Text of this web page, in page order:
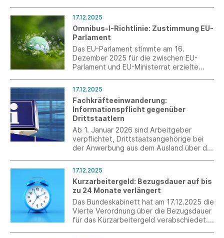
Anwendungen, insbesondere im Bereich
der technischen Textilien.
17.12.2025
Omnibus-I-Richtlinie: Zustimmung EU-
Parlament
Das EU-Parlament stimmte am 16.
Dezember 2025 für die zwischen EU-
Parlament und EU-Ministerrat erzielte
Lieferkettenrichtlinie (CSDDD) und der
Nachhaltigkeitsberichterstattungsrichtlini
e (CSRD).
17.12.2025
Fachkräfteeinwanderung:
Informationspflicht gegenüber
Drittstaatlern
Ab 1. Januar 2026 sind Arbeitgeber
verpflichtet, Drittstaatsangehörige bei
der Anwerbung aus dem Ausland über die
und sozialrechtlichen Fragen zu
informieren (§ 45c AufenthG).
17.12.2025
Kurzarbeitergeld: Bezugsdauer auf bis
zu 24 Monate verlängert
Das Bundeskabinett hat am 17.12.2025 die
Vierte Verordnung über die Bezugsdauer
für das Kurzarbeitergeld verabschiedet.